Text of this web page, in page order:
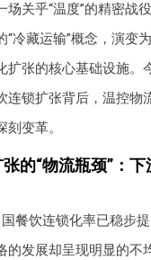
场关乎“温度”的精密战
“冷藏运输”概念，演变
扩张的核心基础设施。
连锁扩张背后，温控物
变革。
的“物流瓶颈”：
餐饮连锁化率已稳步提
的发展却呈现明显的不